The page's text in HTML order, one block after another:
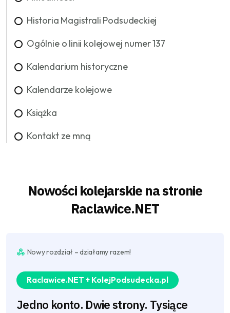
Historia Magistrali Podsudeckiej
Ogólnie o linii kolejowej numer 137
Kalendarium historyczne
Kalendarze kolejowe
Książka
Kontakt ze mną
Nowości kolejarskie na stronie
Raclawice.NET
Nowy rozdział – działamy razem!
Raclawice.NET + KolejPodsudecka.pl
Jedno konto. Dwie strony. Tysiące